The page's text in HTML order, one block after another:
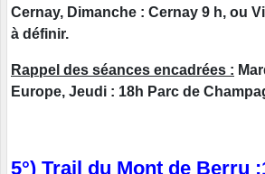
Cernay, Dimanche : Cernay 9 h, ou
à définir.
Rappel des séances encadrées :
Europe, Jeudi : 18h Parc de
5°) Trail du Mont de Berru